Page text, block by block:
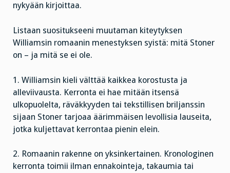
nykyään kirjoittaa.
Listaan suositukseeni muutaman kiteytyksen
Williamsin romaanin menestyksen syistä: mitä Stoner
on – ja mitä se ei ole.
1. Williamsin kieli välttää kaikkea korostusta ja
alleviivausta. Kerronta ei hae mitään itsensä
ulkopuolelta, räväkkyyden tai tekstillisen briljanssin
sijaan Stoner tarjoaa äärimmäisen levollisia lauseita,
jotka kuljettavat kerrontaa pienin elein.
2. Romaanin rakenne on yksinkertainen. Kronologinen
kerronta toimii ilman ennakointeja, takaumia tai